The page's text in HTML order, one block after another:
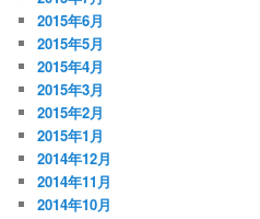
2015年6月
2015年5月
2015年4月
2015年3月
2015年2月
2015年1月
2014年12月
2014年11月
2014年10月